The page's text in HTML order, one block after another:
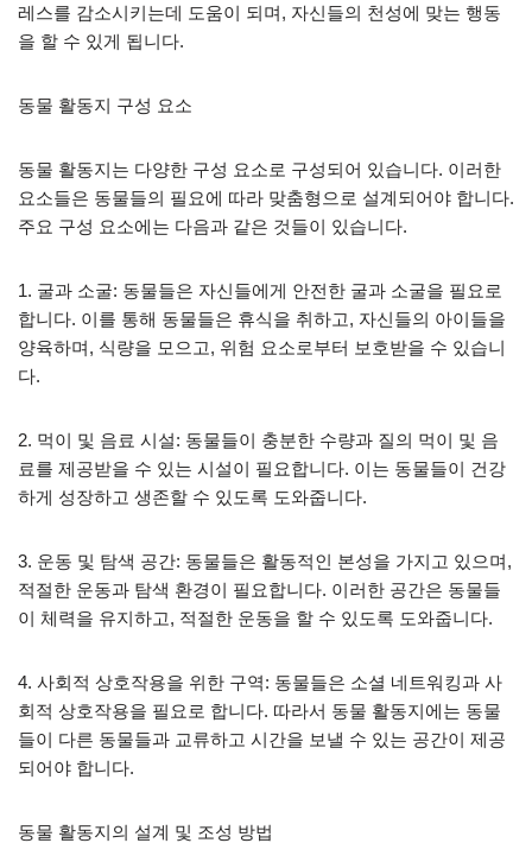
레스를 감소시키는데 도움이 되며, 자신들의 천성에 맞는 행동
을 할 수 있게 됩니다.
동물 활동지 구성 요소
동물 활동지는 다양한 구성 요소로 구성되어 있습니다. 이러한
요소들은 동물들의 필요에 따라 맞춤형으로 설계되어야 합니다.
주요 구성 요소에는 다음과 같은 것들이 있습니다.
1. 굴과 소굴: 동물들은 자신들에게 안전한 굴과 소굴을 필요로
합니다. 이를 통해 동물들은 휴식을 취하고, 자신들의 아이들을
양육하며, 식량을 모으고, 위험 요소로부터 보호받을 수 있습니
다.
2. 먹이 및 음료 시설: 동물들이 충분한 수량과 질의 먹이 및 음
료를 제공받을 수 있는 시설이 필요합니다. 이는 동물들이 건강
하게 성장하고 생존할 수 있도록 도와줍니다.
3. 운동 및 탐색 공간: 동물들은 활동적인 본성을 가지고 있으며,
적절한 운동과 탐색 환경이 필요합니다. 이러한 공간은 동물들
이 체력을 유지하고, 적절한 운동을 할 수 있도록 도와줍니다.
4. 사회적 상호작용을 위한 구역: 동물들은 소셜 네트워킹과 사
회적 상호작용을 필요로 합니다. 따라서 동물 활동지에는 동물
들이 다른 동물들과 교류하고 시간을 보낼 수 있는 공간이 제공
되어야 합니다.
동물 활동지의 설계 및 조성 방법